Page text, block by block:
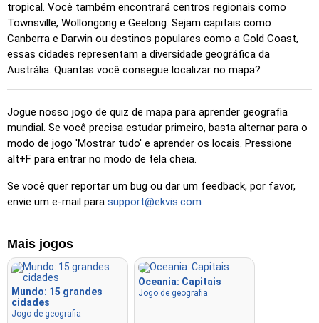
Clique (difícil): Como 'Clique', mas os locais retornam à
cor original após serem clicados.
Clique (sem fronteiras)
: Como 'Clique', mas sem
fronteiras visíveis, tornando-o mais desafiador.
Clique (bandeiras): Como 'Clique', mas apenas uma
Múltipla escolha: Escolha a opção correta entre quatro
clicando ou pressionando as teclas 1–4.
Escrita aleatório: Digite os nomes das localidades em
qualquer ordem; eles serão destacados no mapa à medida
que avança.
Voar: Use as teclas de seta ou WASD para controlar e
pressione a barra de espaço para aumentar a velocidade.
tropical. Você também encontrará centros regionais como
Townsville, Wollongong e Geelong. Sejam capitais como
Canberra e Darwin ou destinos populares como a Gold Coast,
essas cidades representam a diversidade geográfica da
Austrália. Quantas você consegue localizar no mapa?
Jogue nosso jogo de quiz de mapa para aprender geografia
mundial. Se você precisa estudar primeiro, basta alternar para o
modo de jogo 'Mostrar tudo' e aprender os locais. Pressione
alt+F para entrar no modo de tela cheia.
Se você quer reportar um bug ou dar um feedback, por favor,
envie um e-mail para support@ekvis.com
Mais jogos
Mundo: 15 grandes
cidades
Jogo de geografia
Oceania: Capitais
Jogo de geografia